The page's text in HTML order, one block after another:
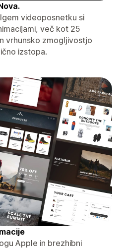
videoposnetku si
več kot 25
vrhunsko zmogljivostjo
izstopa.
Apple in brezhibni